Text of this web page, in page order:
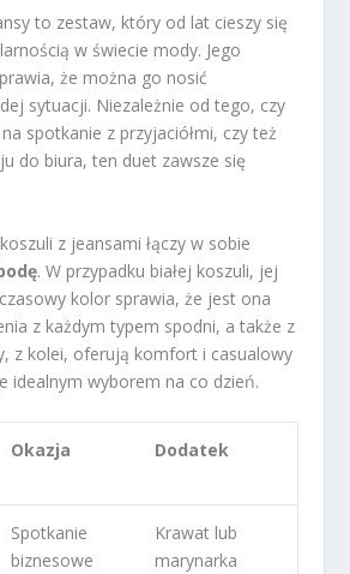
to zestaw, który od lat cieszy się
w świecie mody. Jego
że można go nosić
sytuacji. Niezależnie od tego, czy
spotkanie z przyjaciółmi, czy też
do biura, ten duet zawsze się
z jeansami łączy w sobie
. W przypadku białej koszuli, jej
kolor sprawia, że jest ona
z każdym typem spodni, a także z
z kolei, oferują komfort i casualowy
idealnym wyborem na co dzień.
Okazja Dodatek
Spotkanie
biznesowe
Krawat lub
marynarka